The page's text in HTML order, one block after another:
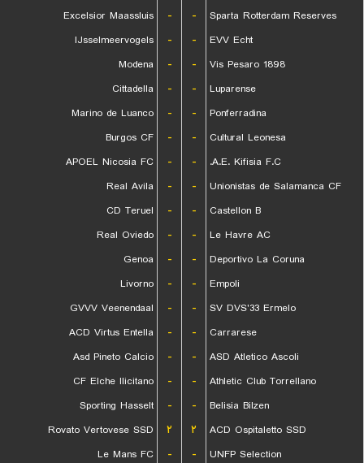
Excelsior Maassluis
- -
Sparta Rotterdam Reserves
IJsselmeervogels
- -
EVV Echt
Modena
- -
Vis Pesaro 1898
Cittadella
- -
Luparense
Marino de Luanco
- -
Ponferradina
Burgos CF
- -
Cultural Leonesa
APOEL Nicosia FC
- -
A.E. Kifisia F.C.
Real Avila
- -
Unionistas de Salamanca CF
CD Teruel
- -
Castellon B
Real Oviedo
- -
Le Havre AC
Genoa
- -
Deportivo La Coruna
Livorno
- -
Empoli
GVVV Veenendaal
- -
SV DVS'33 Ermelo
ACD Virtus Entella
- -
Carrarese
Asd Pineto Calcio
- -
ASD Atletico Ascoli
CF Elche Ilicitano
- -
Athletic Club Torrellano
Sporting Hasselt
- -
Belisia Bilzen
Rovato Vertovese SSD
۲ ۲
ACD Ospitaletto SSD
Le Mans FC
- -
UNFP Selection